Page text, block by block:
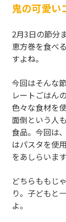
鬼の可愛い
2月3日の節分
恵方巻を食べ
すよね。
今回はそんな
レートごはん
色々な食材を
面倒という人
食品。今回は
はパスタを使
をあしらいます
どちらももじ
り。子どもと
よ。